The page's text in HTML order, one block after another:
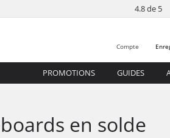
4.8 de 5
Compte
PROMOTIONS GUIDES
en solde